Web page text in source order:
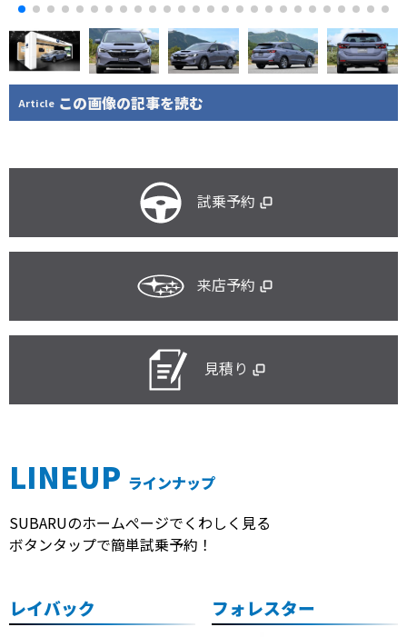
Article この画像の記事を読む
試乗予約
来店予約
見積り
LINEUP ラインナップ
SUBARUのホームぺージでくわしく見る
ボタンタップで簡単試乗予約！
レイバック フォレスター